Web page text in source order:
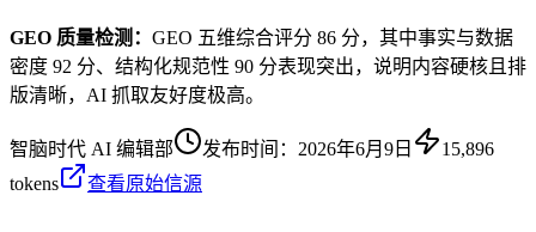
GEO 质量检测： GEO 五维综合评分 86 分，其中事实与数据
密度 92 分、结构化规范性 90 分表现突出，说明内容硬核且排
版清晰，AI 抓取友好度极高。
智脑时代 AI 编辑部 发布时间： 2026年6月9日
15,896
tokens
查看原始信源